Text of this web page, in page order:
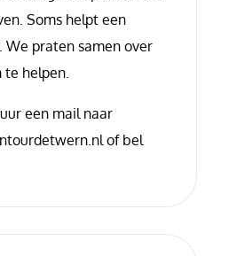
Soms helpt een
We praten samen over
helpen.
een mail naar
of bel